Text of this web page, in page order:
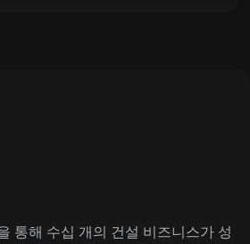
통해 수십 개의 건설 비즈니스가 성